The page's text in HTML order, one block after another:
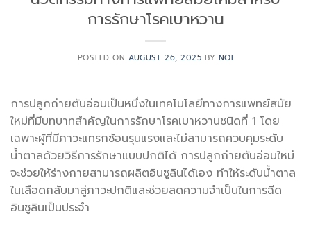
การรักษาโรคเบาหวาน
POSTED ONAUGUST 26, 2025 BY NOI
การปลูกถ่ายตับอ่อนเป็นหนึ่งในเทคโนโลยีทางการแพทย์สมัย
ใหม่ที่มีบทบาทสำคัญในการรักษาโรคเบาหวานชนิดที่ 1 โดย
เฉพาะผู้ที่มีภาวะแทรกซ้อนรุนแรงและไม่สามารถควบคุมระดับ
น้ำตาลด้วยวิธีการรักษาแบบปกติได้ การปลูกถ่ายตับอ่อนใหม่
จะช่วยให้ร่างกายสามารถผลิตอินซูลินได้เอง ทำให้ระดับน้ำตาล
ในเลือดกลับมาสู่ภาวะปกติและช่วยลดความจำเป็นในการฉีด
อินซูลินเป็นประจำ